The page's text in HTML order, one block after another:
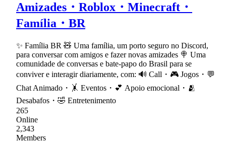
Amizades・Roblox・Minecraft・
Família・BR
✨ Família BR 🧸 Uma família, um porto seguro no Discord,
para conversar com amigos e fazer novas amizades 🍭 Uma
comunidade de conversas e bate-papo do Brasil para se
conviver e interagir diariamente, com: 🔊 Call・🎮 Jogos・💬
Chat Animado・🤸 Eventos・💕 Apoio emocional・🫂
Desabafos・🤣 Entretenimento
265
Online
2,343
Members